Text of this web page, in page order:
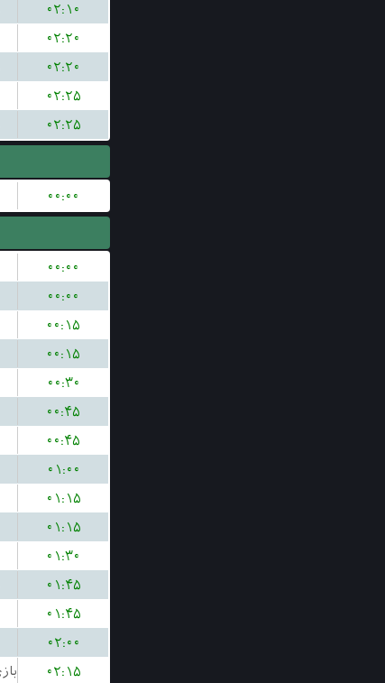
۰۲:۱۰
۰۲:۲۰
۰۲:۲۰
۰۲:۲۵
۰۲:۲۵
۰۰:۰۰
۰۰:۰۰
۰۰:۰۰
۰۰:۱۵
۰۰:۱۵
۰۰:۳۰
۰۰:۴۵
۰۰:۴۵
۰۱:۰۰
۰۱:۱۵
۰۱:۱۵
۰۱:۳۰
۰۱:۴۵
۰۱:۴۵
۰۲:۰۰
۰۲:۱۵